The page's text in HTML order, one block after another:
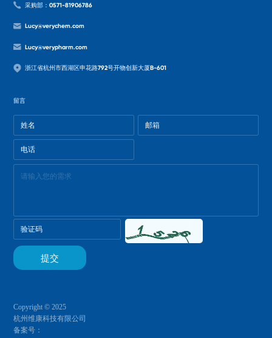
采购部：0571-81906786
Lucy@verychem.com
Lucy@verypharm.com
浙江省杭州市西湖区申花路792号开物创新大厦B-601
留言
Copyright © 2025
杭州维康科技有限公司
备案号：